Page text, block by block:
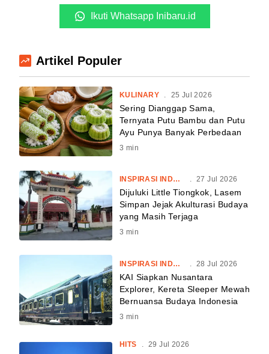
Ikuti Whatsapp Inibaru.id
Artikel Populer
KULINARY . 25 Jul 2026
Sering Dianggap Sama,
Ternyata Putu Bambu dan Putu
Ayu Punya Banyak Perbedaan
3 min
INSPIRASI INDONESIA . 27 Jul 2026
Dijuluki Little Tiongkok, Lasem
Simpan Jejak Akulturasi Budaya
yang Masih Terjaga
3 min
INSPIRASI INDONESIA 28 Jul 2026
KAI Siapkan Nusantara
Explorer, Kereta Sleeper Mewah
Bernuansa Budaya Indonesia
3 min
HITS 29 Jul 2026